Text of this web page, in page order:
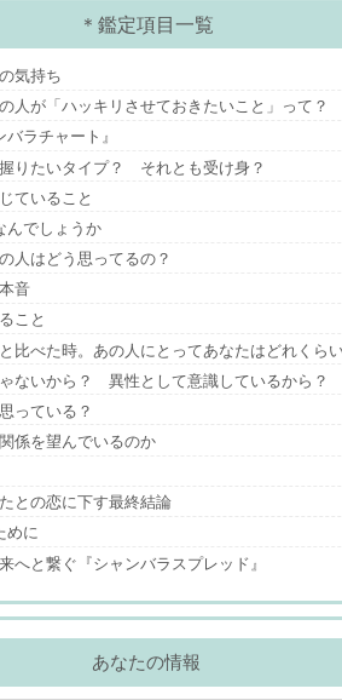
＊鑑定項目一覧
気持ち
人が「ハッキリさせておきたいこと」って？
ラチャート』
りたいタイプ？ それとも受け身？
ていること
んでしょうか
人はどう思ってるの？
音
こと
比べた時。あの人にとってあなたはどれくら
ないから？ 異性として意識しているから？
っている？
係を望んでいるのか
との恋に下す最終結論
めに
へと繋ぐ『シャンバラスプレッド』
あなたの情報